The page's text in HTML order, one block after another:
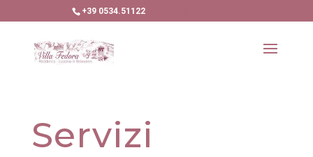
+39 0534.51122
Servizi